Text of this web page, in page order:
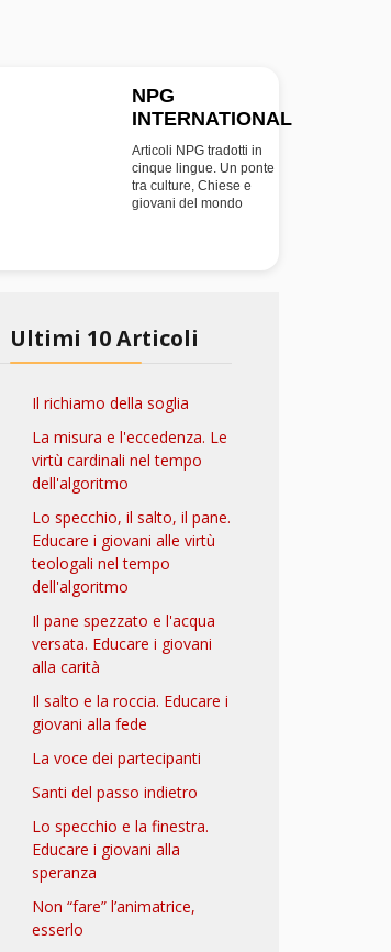
NPG
INTERNATIONAL
Articoli NPG tradotti in
cinque lingue. Un ponte
tra culture, Chiese e
giovani del mondo
Ultimi 10 Articoli
Il richiamo della soglia
La misura e l'eccedenza. Le
virtù cardinali nel tempo
dell'algoritmo
Lo specchio, il salto, il pane.
Educare i giovani alle virtù
teologali nel tempo
dell'algoritmo
Il pane spezzato e l'acqua
versata. Educare i giovani
alla carità
Il salto e la roccia. Educare i
giovani alla fede
La voce dei partecipanti
Santi del passo indietro
Lo specchio e la finestra.
Educare i giovani alla
speranza
Non “fare” l’animatrice,
esserlo